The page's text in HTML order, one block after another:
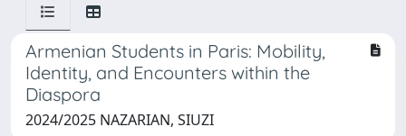
Armenian Students in Paris: Mobility,
Identity, and Encounters within the
Diaspora
2024/2025 NAZARIAN, SIUZI